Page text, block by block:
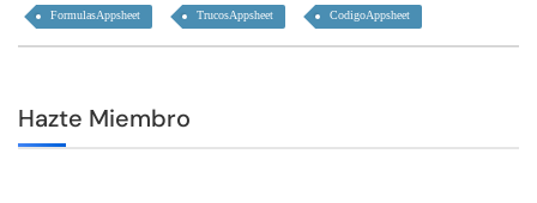
FormulasAppsheet TrucosAppsheet CodigoAppsheet
Hazte Miembro